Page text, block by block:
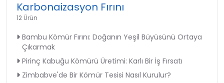
Karbonaizasyon Fırını
12 Ürün
Bambu Kömür Fırını: Doğanın Yeşil Büyüsünü Ortaya
Çıkarmak
Pirinç Kabuğu Kömürü Üretimi: Karlı Bir İş Fırsatı
Zimbabve'de Bir Kömür Tesisi Nasıl Kurulur?